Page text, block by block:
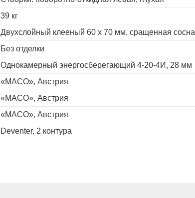
39 кг
Двухслойный клееный 60 х 70 мм, сращенная сосна
Без отделки
Однокамерный энергосберегающий 4-20-4И, 28 мм
«MACO», Австрия
«MACO», Австрия
«MACO», Австрия
Deventer, 2 контура